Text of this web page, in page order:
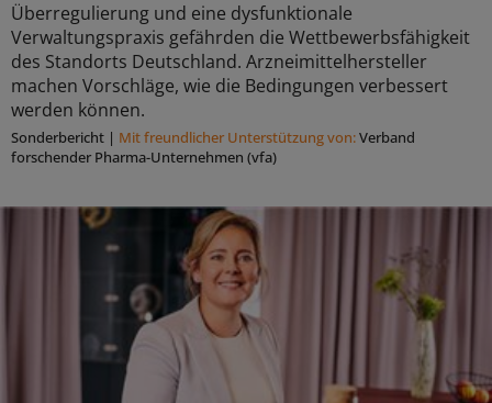
Überregulierung und eine dysfunktionale
Verwaltungspraxis gefährden die Wettbewerbsfähigkeit
des Standorts Deutschland. Arzneimittelhersteller
machen Vorschläge, wie die Bedingungen verbessert
werden können.
Sonderbericht | Mit freundlicher Unterstützung von:Verband
forschender Pharma-Unternehmen (vfa)